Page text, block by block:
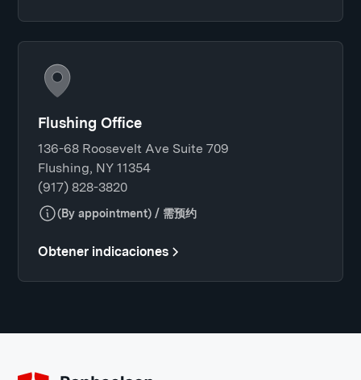
Flushing Office
136-68 Roosevelt Ave Suite 709
Flushing, NY 11354
(917) 828-3820
(By appointment) / 需预约
Obtener indicaciones